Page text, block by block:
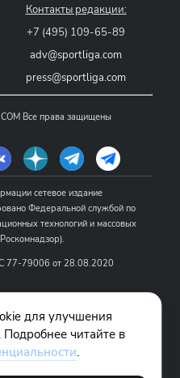
Контакты редакции:
+7 (495) 109-65-89
adv@sportliga.com
press@sportliga.com
Все права защищены
сетевое издание
Федеральной службой по
технологий и массовых
77-79006 от 28.08.2020
"www.sportliga.com": ИП Чамин
издания "www.sportliga.com":
для улучшения
Подробнее читайте в
.